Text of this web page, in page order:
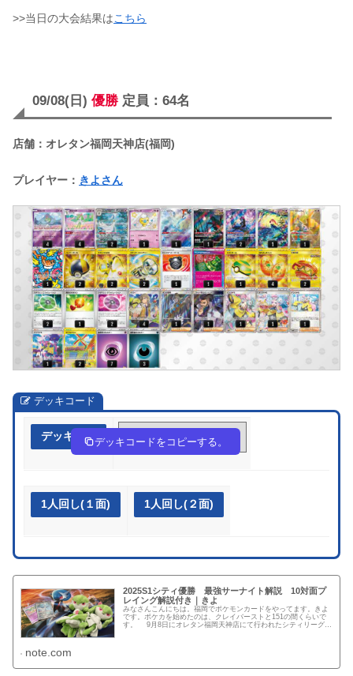
>>当日の大会結果はこちら
09/08(日) 優勝 定員：64名
店舗：オレタン福岡天神店(福岡)
プレイヤー： きよさん
デッキコード
デッキ作成 EppSp3-Vb6YwC-2ypyXy
デッキコードをコピーする。
1人回し(１面) 1人回し(２面)
2025S1シティ優勝 最強サーナイト解説 10対面プ
レイング解説付き｜きよ
みなさんこんにちは。福岡でポケモンカードをやってます。きよ
です。ポケカを始めたのは、クレイバーストと151の間くらいで
す。 9月8日にオレタン福岡天神店にて行われたシティリーグ
note.com